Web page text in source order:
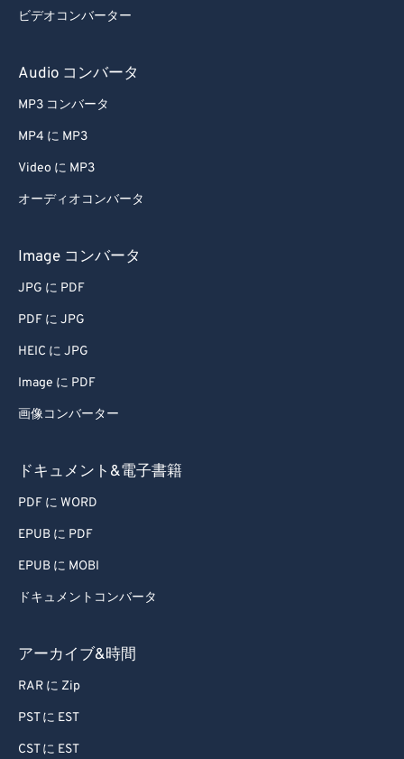
ビデオコンバーター
Audio コンバータ
MP3 コンバータ
MP4 に MP3
Video に MP3
オーディオコンバータ
Image コンバータ
JPG に PDF
PDF に JPG
HEIC に JPG
Image に PDF
画像コンバーター
ドキュメント&電子書籍
PDF に WORD
EPUB に PDF
EPUB に MOBI
ドキュメントコンバータ
アーカイブ&時間
RAR に Zip
PST に EST
CST に EST